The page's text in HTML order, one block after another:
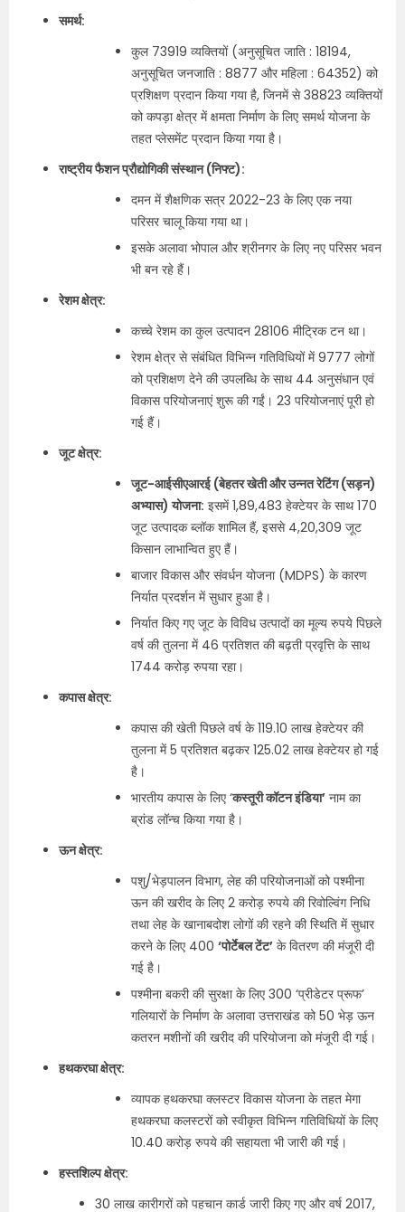
समर्थ:
कुल 73919 व्यक्तियों (अनुसूचित जाति : 18194,
अनुसूचित जनजाति : 8877 और महिला : 64352) को
प्रशिक्षण प्रदान किया गया है, जिनमें से 38823 व्यक्तियों
को कपड़ा क्षेत्र में क्षमता निर्माण के लिए समर्थ योजना के
तहत प्लेसमेंट प्रदान किया गया है।
राष्ट्रीय फैशन प्रौद्योगिकी संस्थान (निफ्ट):
दमन में शैक्षणिक सत्र 2022-23 के लिए एक नया
परिसर चालू किया गया था।
इसके अलावा भोपाल और श्रीनगर के लिए नए परिसर भवन
भी बन रहे हैं।
रेशम क्षेत्र:
कच्चे रेशम का कुल उत्पादन 28106 मीट्रिक टन था।
रेशम क्षेत्र से संबंधित विभिन्न गतिविधियों में 9777 लोगों
को प्रशिक्षण देने की उपलब्धि के साथ 44 अनुसंधान एवं
विकास परियोजनाएं शुरू की गईं। 23 परियोजनाएं पूरी हो
गई हैं।
जूट क्षेत्र:
जूट-आईसीएआरई (बेहतर खेती और उन्नत रेटिंग (सड़न)
अभ्यास) योजना: इसमें 1,89,483 हेक्टेयर के साथ 170
जूट उत्पादक ब्लॉक शामिल हैं, इससे 4,20,309 जूट
किसान लाभान्वित हुए हैं।
बाजार विकास और संवर्धन योजना (MDPS) के कारण
निर्यात प्रदर्शन में सुधार हुआ है।
निर्यात किए गए जूट के विविध उत्पादों का मूल्य रुपये पिछले
वर्ष की तुलना में 46 प्रतिशत की बढ़ती प्रवृत्ति के साथ
1744 करोड़ रुपया रहा।
कपास क्षेत्र:
कपास की खेती पिछले वर्ष के 119.10 लाख हेक्टेयर की
तुलना में 5 प्रतिशत बढ़कर 125.02 लाख हेक्टेयर हो गई
है।
भारतीय कपास के लिए ‘कस्तूरी कॉटन इंडिया’ नाम का
ब्रांड लॉन्च किया गया है।
ऊन क्षेत्र:
पशु/भेड़पालन विभाग, लेह की परियोजनाओं को पश्मीना
ऊन की खरीद के लिए 2 करोड़ रुपये की रिवोल्विंग निधि
तथा लेह के खानाबदोश लोगों की रहने की स्थिति में सुधार
करने के लिए 400 ‘पोर्टेबल टेंट’ के वितरण की मंजूरी दी
गई है।
पश्मीना बकरी की सुरक्षा के लिए 300 ‘प्रीडेटर प्रूफ’
गलियारों के निर्माण के अलावा उत्तराखंड को 50 भेड़ ऊन
कतरन मशीनों की खरीद की परियोजना को मंजूरी दी गई।
हथकरघा क्षेत्र:
व्यापक हथकरघा क्लस्टर विकास योजना के तहत मेगा
हथकरघा कलस्‍टरों को स्वीकृत विभिन्न गतिविधियों के लिए
10.40 करोड़ रुपये की सहायता भी जारी की गई।
हस्तशिल्प क्षेत्र:
30 लाख कारीगरों को पहचान कार्ड जारी किए गए और वर्ष 2017,